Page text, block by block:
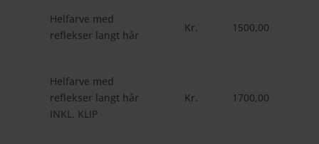
Helfarve med
reflekser langt hår
Kr. 1500,00
Helfarve med
reflekser langt hår
INKL. KLIP
Kr. 1700,00